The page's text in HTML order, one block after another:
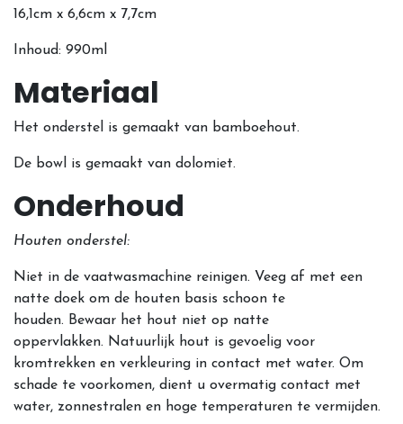
16,1cm x 6,6cm x 7,7cm
Inhoud: 990ml
Materiaal
Het onderstel is gemaakt van bamboehout.
De bowl is gemaakt van dolomiet.
Onderhoud
Houten onderstel:
Niet in de vaatwasmachine reinigen. Veeg af met een
natte doek om de houten basis schoon te
houden. Bewaar het hout niet op natte
oppervlakken. Natuurlijk hout is gevoelig voor
kromtrekken en verkleuring in contact met water. Om
schade te voorkomen, dient u overmatig contact met
water, zonnestralen en hoge temperaturen te vermijden.